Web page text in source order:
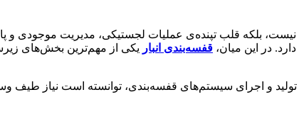
نیست، بلکه قلب تپنده‌ی عملیات لجستیکی، مدیریت
در این میان، قفسه‌بندی انبار یکی از مهم‌ترین بخش‌های
و اجرای سیستم‌های قفسه‌بندی، توانسته است نیاز طیف